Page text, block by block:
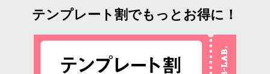
テンプレート割でもっとお得に！